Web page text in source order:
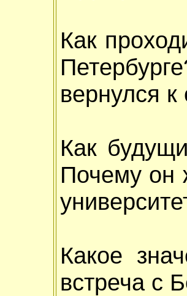
Как
вернулся к
Как
Почему он
Какое
встреча с